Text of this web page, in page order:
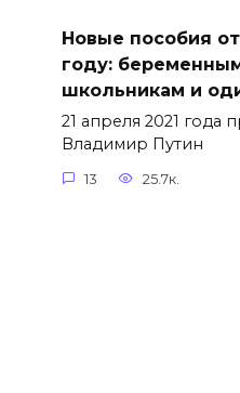
Новые пособия
году:
школьникам и
21 апреля 2021 года
Владимир Путин
13 25.7к.